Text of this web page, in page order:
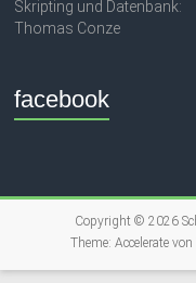
Skripting und Datenbank:
Thomas Conze
facebook
Copyright © 2026
Theme: Acceleratevon